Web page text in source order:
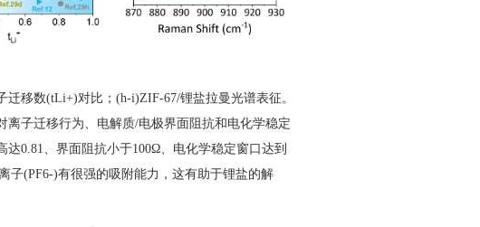
移数(tLi+)对比；(h-i)ZIF-67/锂盐拉曼光谱表征。
子迁移行为、电解质/电极界面阻抗和电化学稳定
0.81、界面阻抗小于100Ω、电化学稳定窗口达到
子(PF6-)有很强的吸附能力，这有助于锂盐的解